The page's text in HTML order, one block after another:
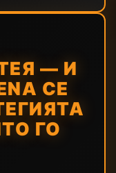
— И
СЕ
ГО